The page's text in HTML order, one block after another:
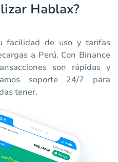
Hablax?
facilidad de uso y tarifas
a Perú. Con Binance
son rápidas y
soporte 24/7 para
tener.